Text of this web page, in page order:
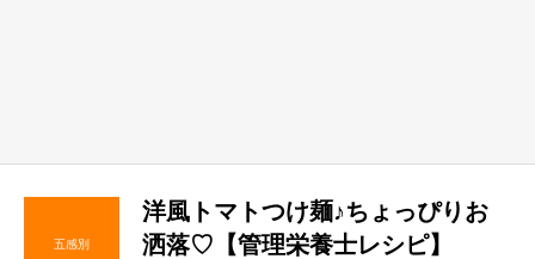
五感別
洋風トマトつけ麺♪ちょっぴりお
洒落♡【管理栄養士レシピ】